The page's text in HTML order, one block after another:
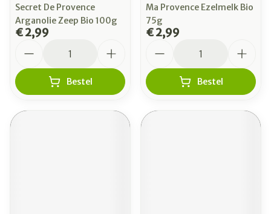
Secret De Provence
Arganolie Zeep Bio 100g
€ 2,99
Bestel
Ma Provence Ezelmelk Bio
75g
€ 2,99
Bestel